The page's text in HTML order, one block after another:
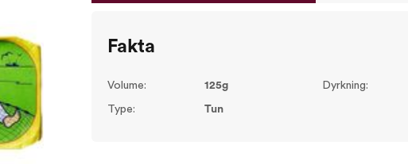
Fakta
Volume: 125g
Type: Tun
Dyrkning: